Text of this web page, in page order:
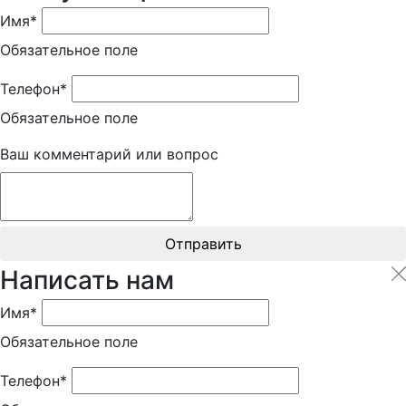
Имя*
Обязательное поле
Телефон*
Обязательное поле
Ваш комментарий или вопрос
Отправить
Написать нам
Имя*
Обязательное поле
Телефон*